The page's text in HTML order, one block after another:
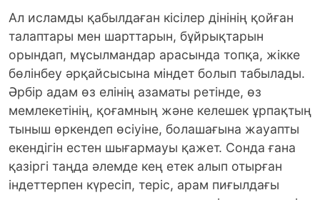
Ал исламды қабылдаған кісілер дінінің қойған
талаптары мен шарттарын, бұйрықтарын
орындап, мұсылмандар арасында топқа, жікке
бөлінбеу әрқайсысына міндет болып табылады.
Әрбір адам өз елінің азаматы ретінде, өз
мемлекетінің, қоғамның және келешек ұрпақтың
тыныш өркендеп өсіуіне, болашағына жауапты
екендігін естен шығармауы қажет. Сонда ғана
қазіргі таңда әлемде кең етек алып отырған
індеттерпен күресіп, теріс, арам пиғылдағы